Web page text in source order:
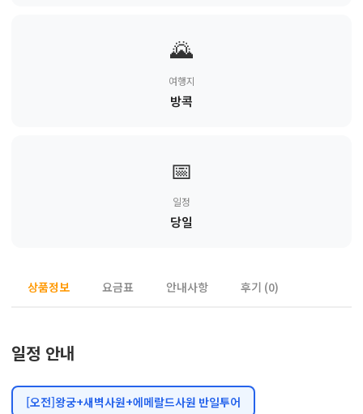
🌄
여행지
방콕
📅
일정
당일
상품정보 요금표 안내사항 후기 (0)
일정 안내
[오전]왕궁+새벽사원+에메랄드사원 반일투어